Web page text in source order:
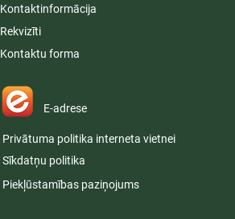
Kontaktinformācija
Rekvizīti
Kontaktu forma
E-adrese
Privātuma politika interneta vietnei
Sīkdatņu politika
Piekļūstamības paziņojums